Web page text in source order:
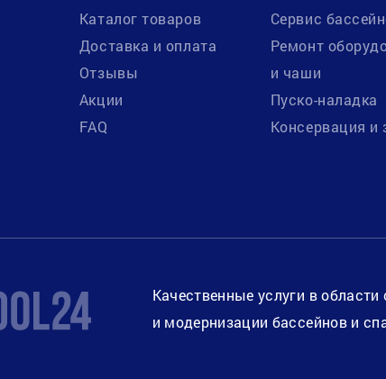
Каталог товаров
Доставка и оплата
Отзывы
Акции
FAQ
Сервис
Ремонт
и чаши
Пуско-наладка
Консервация и
Качественные услуги в
и модернизации бассейнов и